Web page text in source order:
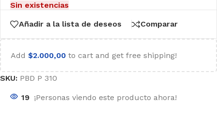
Sin existencias
Añadir a la lista de deseos Comparar
Add $2.000,00 to cart and get free shipping!
SKU: PBD P 310
19 ¡Personas viendo este producto ahora!